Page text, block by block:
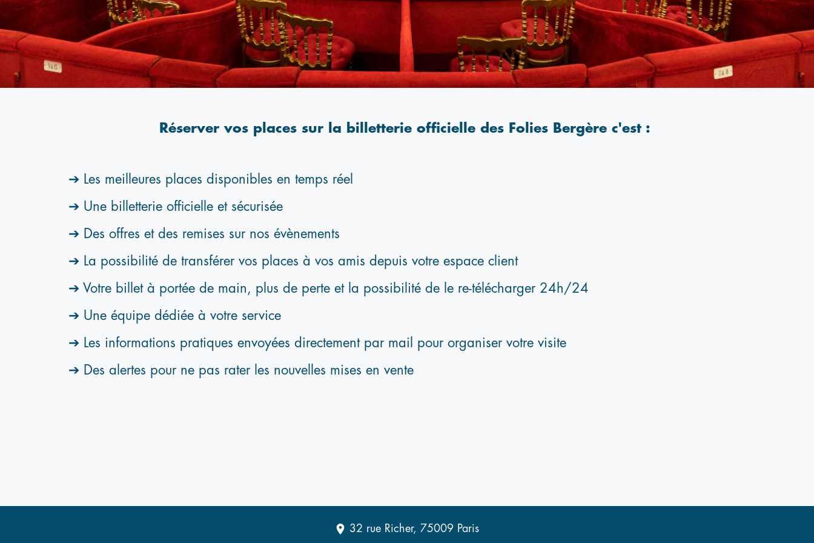
Réserver vos places sur la billetterie officielle des Folies Bergère c'est :
meilleures places disponibles en temps réel
billetterie officielle et sécurisée
offres et des remises sur nos évènements
possibilité de transférer vos places à vos amis depuis votre espace client
billet à portée de main, plus de perte et la possibilité de le re-télécharger 24h/24
équipe dédiée à votre service
informations pratiques envoyées directement par mail pour organiser votre visite
alertes pour ne pas rater les nouvelles mises en vente
32 rue Richer, 75009 Paris